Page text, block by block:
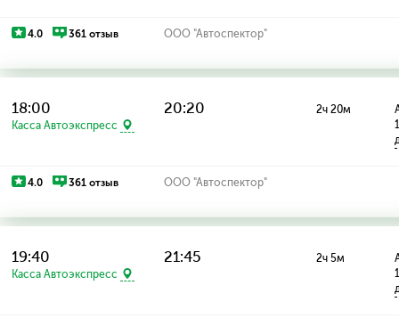
4.0 361 отзыв ООО "Автоспектор"
18:00
Касса Автоэкспресс
20:20 2ч 20м
4.0 361 отзыв ООО "Автоспектор"
19:40
Касса Автоэкспресс
21:45 2ч 5м